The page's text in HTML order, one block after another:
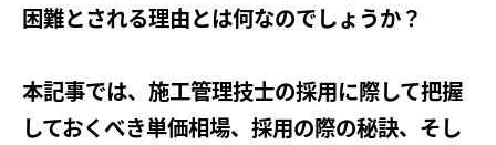
困難とされる理由とは何なのでしょうか？
本記事では、施工管理技士の採用に際して把握
しておくべき単価相場、採用の際の秘訣、そし